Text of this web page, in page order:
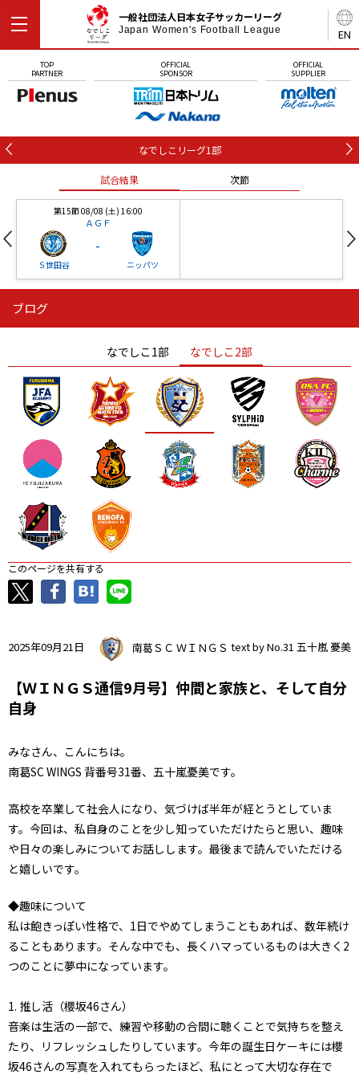
EN
一般社団法人日本女子サッカーリーグ
Japan Women's Football League
TOP
PARTNER
OFFICIAL
SPONSOR
OFFICIAL
SUPPLIER
なでしこリーグ1部
試合結果 次節
第15節 08/08 (土) 16:00
ＡＧＦ
Ｓ世田谷
-
ニッパツ
ニッパツ
ニッパツ 名古屋
石人の星
静岡 愛媛Ｌ
ブログ
なでしこ1部 なでしこ2部
このページを共有する
2025年09月21日 南葛ＳＣ ＷＩＮＧＳ text by No.31 五十嵐 憂美
【ＷＩＮＧＳ通信9月号】仲間と家族と、そして自分
自身
みなさん、こんにちは。
南葛SC WINGS 背番号31番、五十嵐憂美です。
高校を卒業して社会人になり、気づけば半年が経とうとしていま
す。今回は、私自身のことを少し知っていただけたらと思い、趣味
や日々の楽しみについてお話しします。最後まで読んでいただける
と嬉しいです。
◆趣味について
私は飽きっぽい性格で、1日でやめてしまうこともあれば、数年続け
ることもあります。そんな中でも、長くハマっているものは大きく2
つのことに夢中になっています。
1. 推し活（櫻坂46さん）
音楽は生活の一部で、練習や移動の合間に聴くことで気持ちを整え
たり、リフレッシュしたりしています。今年の誕生日ケーキには櫻
坂46さんの写真を入れてもらったほど、私にとって大切な存在で